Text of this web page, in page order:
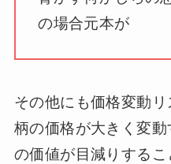
の場合元本が
その他にも価格変動
柄の価格が大きく変
の価値が目減りする